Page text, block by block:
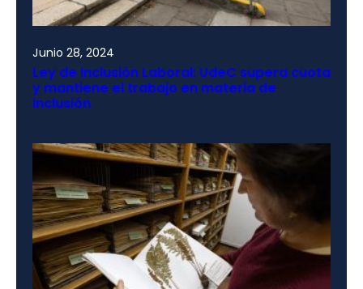
Junio 28, 2024
Ley de Inclusión Laboral: UdeC supera cuota
y mantiene el trabajo en materia de
inclusión